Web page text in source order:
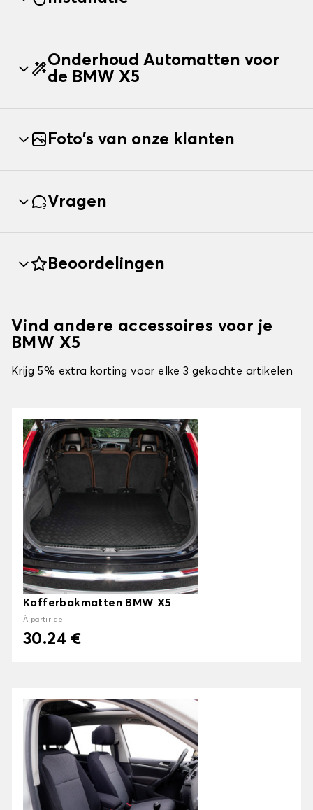
Onderhoud Automatten voor
de BMW X5
Foto's van onze klanten
Vragen
Beoordelingen
Vind andere accessoires voor je
BMW X5
Krijg 5% extra korting voor elke 3 gekochte artikelen
Kofferbakmatten BMW X5
À partir de
30.24 €